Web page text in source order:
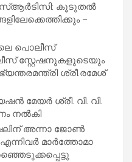
കൂടുതൽ
–
പൊലീസ്
സ്റ്റേഷനുകളുടെയും
ശ്രീ.രമേശ്
മേയർ ശ്രീ. വി. വി.
നൽകി
അന്നാ ജോൺ
മാർത്തോമാ